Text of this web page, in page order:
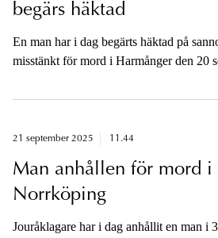
begärs häktad
En man har i dag begärts häktad på
misstänkt för mord i Harmånger den 20
21 september 2025 11.44
Man anhållen för mord i
Norrköping
Jouråklagare har i dag anhållit en man i